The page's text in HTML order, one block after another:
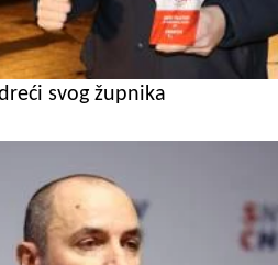
svog župnika